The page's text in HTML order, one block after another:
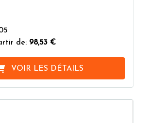
de: 98,53 €
VOIR LES DÉTAILS